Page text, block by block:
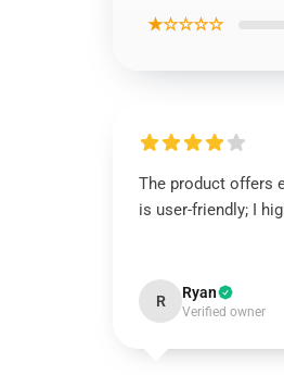
★☆☆☆☆
The product offers
is user-friendly; I
R Ryan
Verified owner